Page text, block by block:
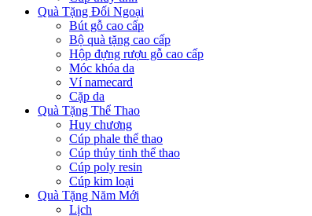
Quà Tặng Đối Ngoại
Bút gỗ cao cấp
Bộ quà tặng cao cấp
Hộp đựng rượu gỗ cao cấp
Móc khóa da
Ví namecard
Cặp da
Quà Tặng Thể Thao
Huy chương
Cúp phale thể thao
Cúp thủy tinh thể thao
Cúp poly resin
Cúp kim loại
Quà Tặng Năm Mới
Lịch